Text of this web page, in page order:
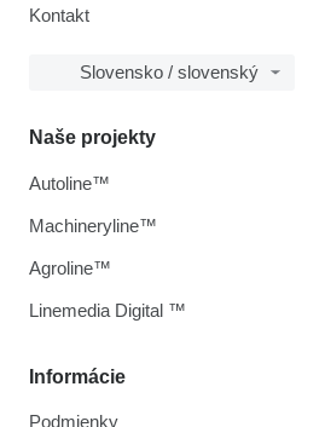
Kontakt
Slovensko / slovenský
Informácie
Podmienky
Naše projekty
Autoline™
Machineryline™
Agroline™
Linemedia Digital ™